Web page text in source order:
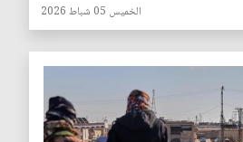
الخميس 05 شباط 2026